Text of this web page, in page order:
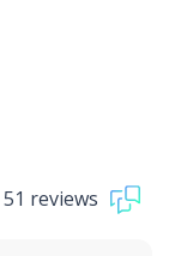
51 reviews